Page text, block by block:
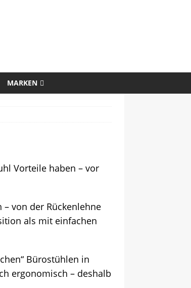
MARKEN
Vorteile haben – vor
von der Rückenlehne
als mit einfachen
Bürostühlen in
ergonomisch – deshalb